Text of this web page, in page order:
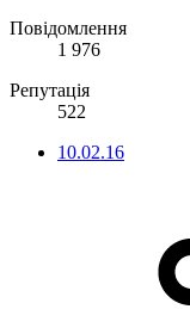
Повідомлення
1 976
Репутація
522
10.02.16